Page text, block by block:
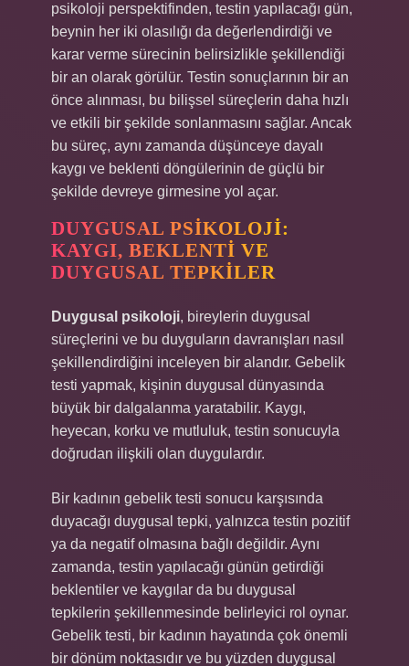
psikoloji perspektifinden, testin yapılacağı gün,
beynin her iki olasılığı da değerlendirdiği ve
karar verme sürecinin belirsizlikle şekillendiği
bir an olarak görülür. Testin sonuçlarının bir an
önce alınması, bu bilişsel süreçlerin daha hızlı
ve etkili bir şekilde sonlanmasını sağlar. Ancak
bu süreç, aynı zamanda düşünceye dayalı
kaygı ve beklenti döngülerinin de güçlü bir
şekilde devreye girmesine yol açar.
DUYGUSAL PSIKOLOJI:
KAYGI, BEKLENTI VE
DUYGUSAL TEPKILER
Duygusal psikoloji, bireylerin duygusal
süreçlerini ve bu duyguların davranışları nasıl
şekillendirdiğini inceleyen bir alandır. Gebelik
testi yapmak, kişinin duygusal dünyasında
büyük bir dalgalanma yaratabilir. Kaygı,
heyecan, korku ve mutluluk, testin sonucuyla
doğrudan ilişkili olan duygulardır.
Bir kadının gebelik testi sonucu karşısında
duyacağı duygusal tepki, yalnızca testin pozitif
ya da negatif olmasına bağlı değildir. Aynı
zamanda, testin yapılacağı günün getirdiği
beklentiler ve kaygılar da bu duygusal
tepkilerin şekillenmesinde belirleyici rol oynar.
Gebelik testi, bir kadının hayatında çok önemli
bir dönüm noktasıdır ve bu yüzden duygusal